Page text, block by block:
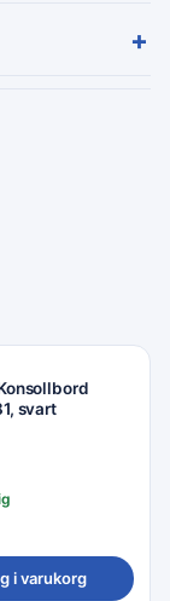
+
svart
i varukorg